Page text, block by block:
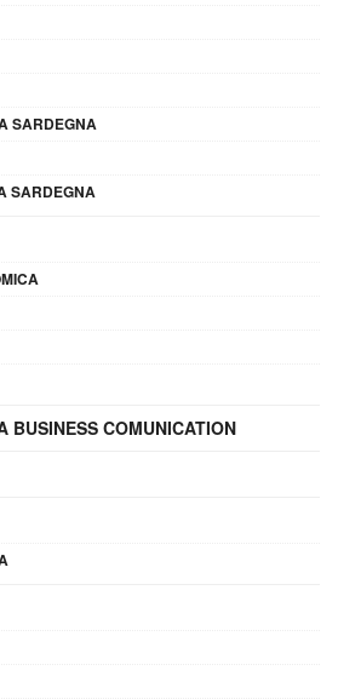
SARDEGNA
SARDEGNA
BUSINESS COMUNICATION